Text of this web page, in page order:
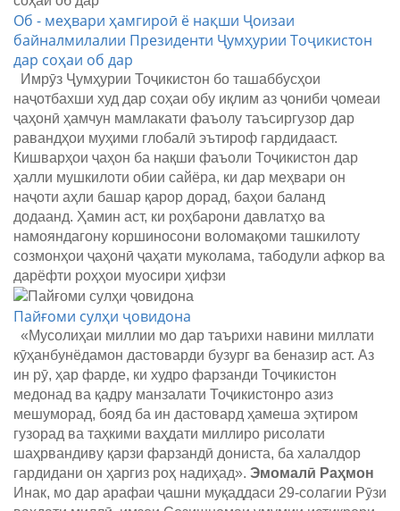
Об - меҳвари ҳамгироӣ ё нақши Ҷоизаи
байналмилалии Президенти Ҷумҳурии Тоҷикистон
дар соҳаи об дар
Имрӯз Ҷумҳурии Тоҷикистон бо ташаббусҳои
наҷотбахши худ дар соҳаи обу иқлим аз ҷониби ҷомеаи
ҷаҳонӣ ҳамчун мамлакати фаъолу таъсиргузор дар
равандҳои муҳими глобалӣ эътироф гардидааст.
Кишварҳои ҷаҳон ба нақши фаъоли Тоҷикистон дар
ҳалли мушкилоти обии сайёра, ки дар меҳвари он
наҷоти аҳли башар қарор дорад, баҳои баланд
додаанд. Ҳамин аст, ки роҳбарони давлатҳо ва
намояндагону коршиносони воломақоми ташкилоту
созмонҳои ҷаҳонӣ ҷаҳати муколама, табодули афкор ва
дарёфти роҳҳои муосири ҳифзи
Пайғоми сулҳи ҷовидона
«Мусолиҳаи миллии мо дар таърихи навини миллати
кӯҳанбунёдамон дастоварди бузург ва беназир аст. Аз
ин рӯ, ҳар фарде, ки худро фарзанди Тоҷикистон
медонад ва қадру манзалати Тоҷикистонро азиз
мешуморад, бояд ба ин дастовард ҳамеша эҳтиром
гузорад ва таҳкими ваҳдати миллиро рисолати
шаҳрвандиву қарзи фарзандӣ дониста, ба халалдор
гардидани он ҳаргиз роҳ надиҳад». Эмомалӣ Раҳмон
Инак, мо дар арафаи ҷашни муқаддаси 29-солагии Рӯзи